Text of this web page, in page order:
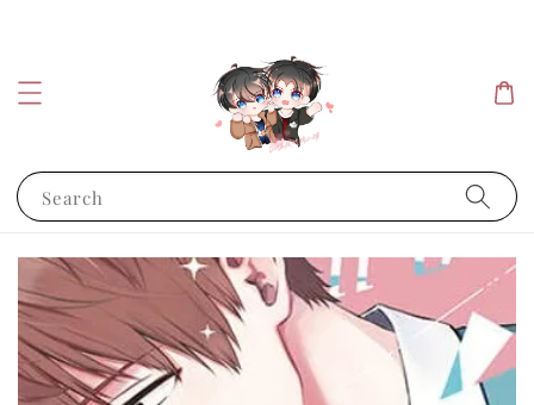
Search